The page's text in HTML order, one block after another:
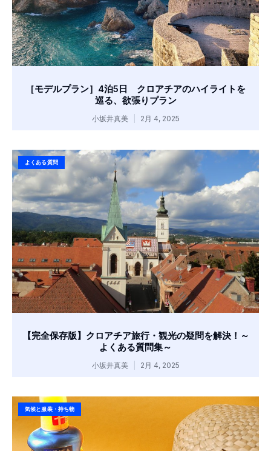
［モデルプラン］4泊5日 クロアチアのハイライトを
巡る、欲張りプラン
小坂井真美 2月 4, 2025
よくある質問
【完全保存版】クロアチア旅行・観光の疑問を解決！～
よくある質問集～
小坂井真美 2月 4, 2025
気候と服装・持ち物